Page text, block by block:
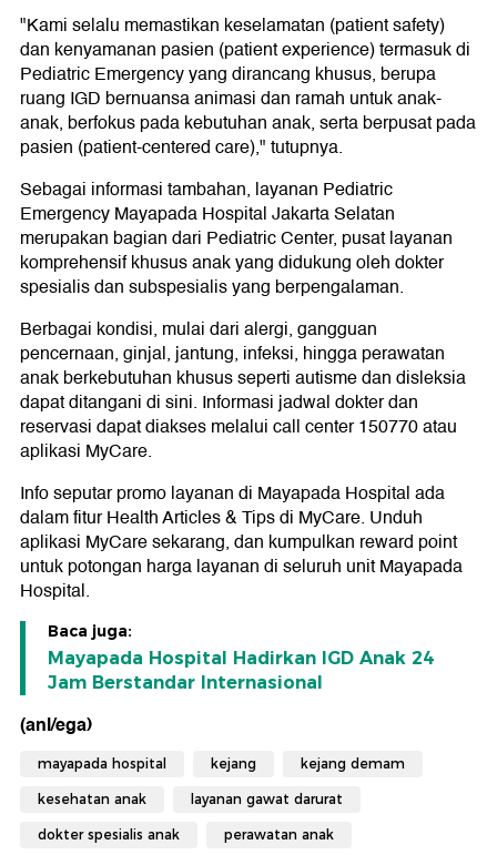
"Kami selalu memastikan keselamatan (patient safety)
dan kenyamanan pasien (patient experience) termasuk di
Pediatric Emergency yang dirancang khusus, berupa
ruang IGD bernuansa animasi dan ramah untuk anak-
anak, berfokus pada kebutuhan anak, serta berpusat pada
pasien (patient-centered care)," tutupnya.
Sebagai informasi tambahan, layanan Pediatric
Emergency Mayapada Hospital Jakarta Selatan
merupakan bagian dari Pediatric Center, pusat layanan
komprehensif khusus anak yang didukung oleh dokter
spesialis dan subspesialis yang berpengalaman.
Berbagai kondisi, mulai dari alergi, gangguan
pencernaan, ginjal, jantung, infeksi, hingga perawatan
anak berkebutuhan khusus seperti autisme dan disleksia
dapat ditangani di sini. Informasi jadwal dokter dan
reservasi dapat diakses melalui call center 150770 atau
aplikasi MyCare.
Info seputar promo layanan di Mayapada Hospital ada
dalam fitur Health Articles & Tips di MyCare. Unduh
aplikasi MyCare sekarang, dan kumpulkan reward point
untuk potongan harga layanan di seluruh unit Mayapada
Hospital.
Baca juga:
Mayapada Hospital Hadirkan IGD Anak 24
Jam Berstandar Internasional
(anl/ega)
mayapada hospital kejang kejang demam
kesehatan anak layanan gawat darurat
dokter spesialis anak perawatan anak